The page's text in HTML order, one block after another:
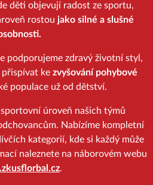
děti objevují radost ze sportu,
rostou jako silné a slušné
podporujeme zdravý životní styl,
přispívat kezvyšování pohybové
populace už od dětství.
úroveň našich týmů
Nabízíme kompletní
kategorií, kde si každý může
naleznete na náborovém webu
.